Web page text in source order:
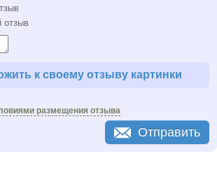
отзыв
к своему отзыву картинки
размещения отзыва
Отправить